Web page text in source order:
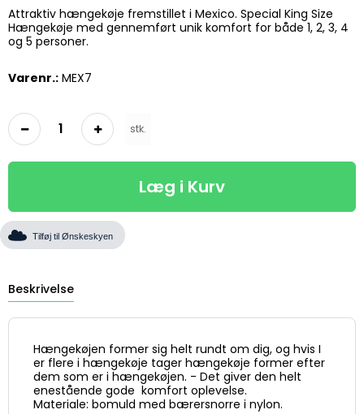
Attraktiv hængekøje fremstillet i Mexico. Special King Size
Hængekøje med gennemført unik komfort for både 1, 2, 3, 4
og 5 personer.
Varenr.: MEX7
stk.
Læg i Kurv
Tilføj til Ønskeskyen
Beskrivelse
Hængekøjen former sig helt rundt om dig, og hvis I
er flere i hængekøje tager hængekøje former efter
dem som er i hængekøjen. - Det giver den helt
enestående gode komfort oplevelse.
Materiale: bomuld med bærersnorre i nylon.